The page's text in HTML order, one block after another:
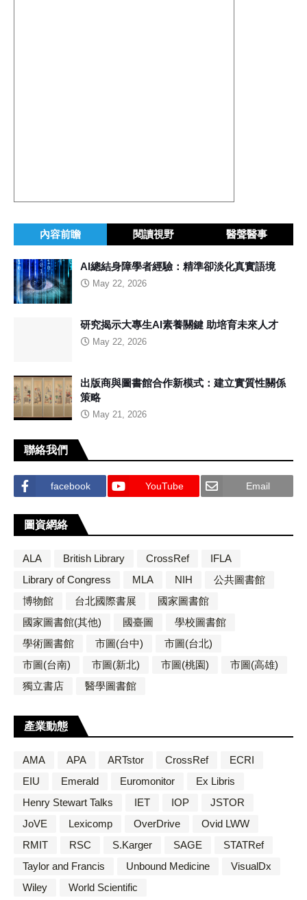
內容前瞻 閱讀視野 醫聲醫事
AI總結身障學者經驗：精準卻淡化真實語境
May 22, 2026
研究揭示大專生AI素養關鍵 助培育未來人才
May 22, 2026
出版商與圖書館合作新模式：建立實質性關係
策略
May 21, 2026
聯絡我們
facebook YouTube Email
圖資網絡
ALA British Library CrossRef
IFLA
Library of Congress
MLA NIH
公共圖書館
博物館
台北國際書展
國家圖書館
國家圖書館(其他)
國臺圖
學校圖書館
學術圖書館
市圖(台中)
市圖(台北)
市圖(台南)
市圖(新北) 市圖(桃園)
市圖(高雄)
獨立書店
醫學圖書館
產業動態
AMA APA ARTstor CrossRef
ECRI
EIU
Emerald Euromonitor
Ex Libris
Henry Stewart Talks
IET IOP
JSTOR
JoVE
Lexicomp OverDrive
Ovid LWW
RMIT
RSC S.Karger SAGE
STATRef
Taylor and Francis
Unbound Medicine
VisualDx
Wiley
World Scientific